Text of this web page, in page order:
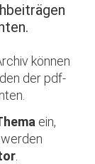
können
der pdf-
ein,